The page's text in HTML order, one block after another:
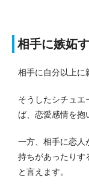
相手に嫉妬
相手に自分以上に
そうしたシチュエ
ば、恋愛感情を抱
一方、相手に恋人
持ちがあったりす
と言えます。